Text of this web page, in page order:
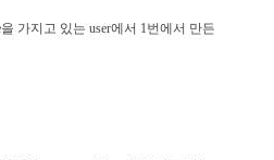
가지고 있는 user에서 1번에서 만든